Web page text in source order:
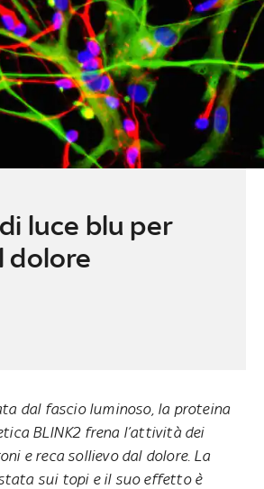
luce blu per
dolore
dal fascio luminoso, la proteina
BLINK2 frena l’attività dei
e reca sollievo dal dolore. La
sui topi e il suo effetto è